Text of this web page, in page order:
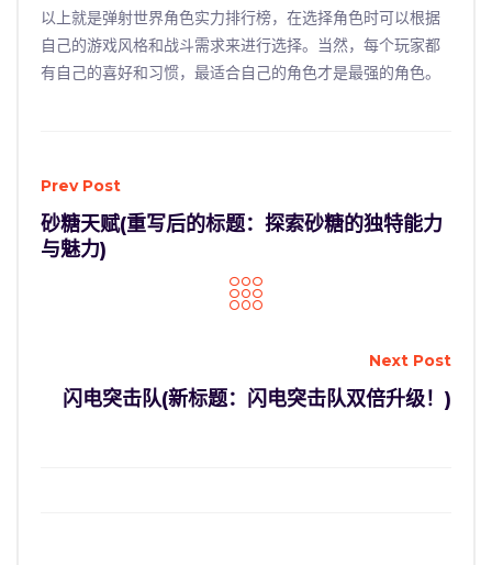
以上就是弹射世界角色实力排行榜，在选择角色时可以根据
自己的游戏风格和战斗需求来进行选择。当然，每个玩家都
有自己的喜好和习惯，最适合自己的角色才是最强的角色。
Prev Post
砂糖天赋(重写后的标题：探索砂糖的独特能力
与魅力)
Next Post
闪电突击队(新标题：闪电突击队双倍升级！)